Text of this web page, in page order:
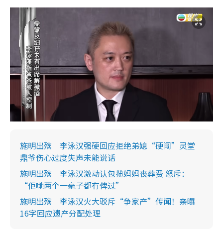
施明出殡｜李泳汉强硬回应拒绝弟媳“硬闯”灵堂
鼎爷伤心过度失声未能说话
施明出殡｜李泳汉激动认包揽妈妈丧葬费 怒斥：
“佢哋两个一毫子都冇俾过”
施明出殡｜李泳汉火大驳斥“争家产”传闻！亲曝
16字回应遗产分配处理